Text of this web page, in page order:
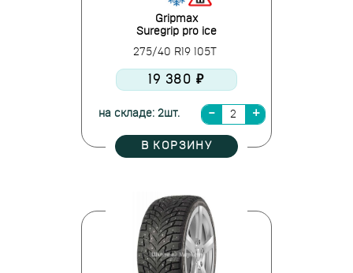
Gripmax
Suregrip pro ice
275/40 R19 105T
19 380 ₽
на складе: 2шт.
В КОРЗИНУ